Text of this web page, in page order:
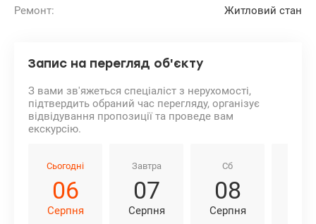
Ремонт:
Житловий стан
Запис на перегляд об'єкту
З вами зв'яжеться спеціаліст з нерухомості,
підтвердить обраний час перегляду, організує
відвідування пропозиції та проведе вам
екскурсію.
Сьогодні
06
Серпня
Завтра
07
Серпня
Сб
08
Серпня